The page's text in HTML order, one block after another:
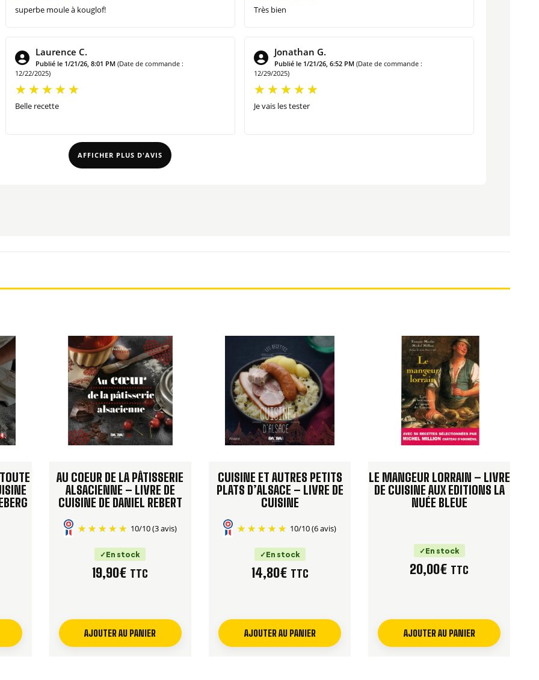
superbe moule à kouglof! Très bien
Laurence C.
Publié le 1/21/26, 8:01 PM (Date de commande :
12/22/2025)
Belle recette
Jonathan G.
Publié le 1/21/26, 6:52 PM (Date de commande :
12/29/2025)
Je vais les tester
AFFICHER PLUS D'AVIS
AU COEUR DE LA PÂTISSERIE
ALSACIENNE – LIVRE DE
CUISINE DE DANIEL REBERT
10/10(3 avis)
En stock
19,90€ TTC
AJOUTER AU PANIER
CUISINE ET AUTRES PETITS
PLATS D’ALSACE – LIVRE DE
CUISINE
10/10(6 avis)
En stock
14,80€ TTC
AJOUTER AU PANIER
LE MANGEUR LORRAIN – LIVRE
DE CUISINE AUX EDITIONS LA
NUÉE BLEUE
En stock
20,00€ TTC
AJOUTER AU PANIER